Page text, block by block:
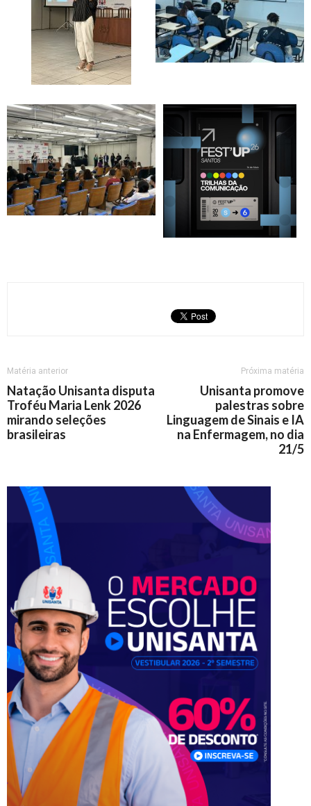
Matéria anterior
Natação Unisanta disputa
Troféu Maria Lenk 2026
mirando seleções
brasileiras
Próxima matéria
Unisanta promove
palestras sobre
Linguagem de Sinais e IA
na Enfermagem, no dia
21/5